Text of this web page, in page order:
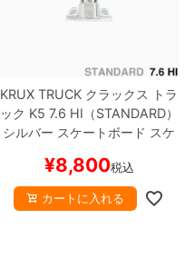
KRUX TRUCK クラックス
トラ
ック K5 7.6 HI（STANDARD）
シルバー スケートボード スケ
¥8,800税込
カートに入れる